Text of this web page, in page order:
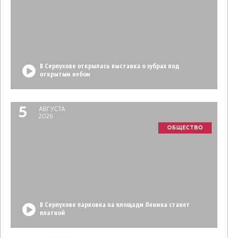
В Серпухове открылась выставка о зубрах под
открытым небом
5
АВГУСТА
2026
ОБЩЕСТВО
В Серпухове парковка на площади Ленина станет
платной